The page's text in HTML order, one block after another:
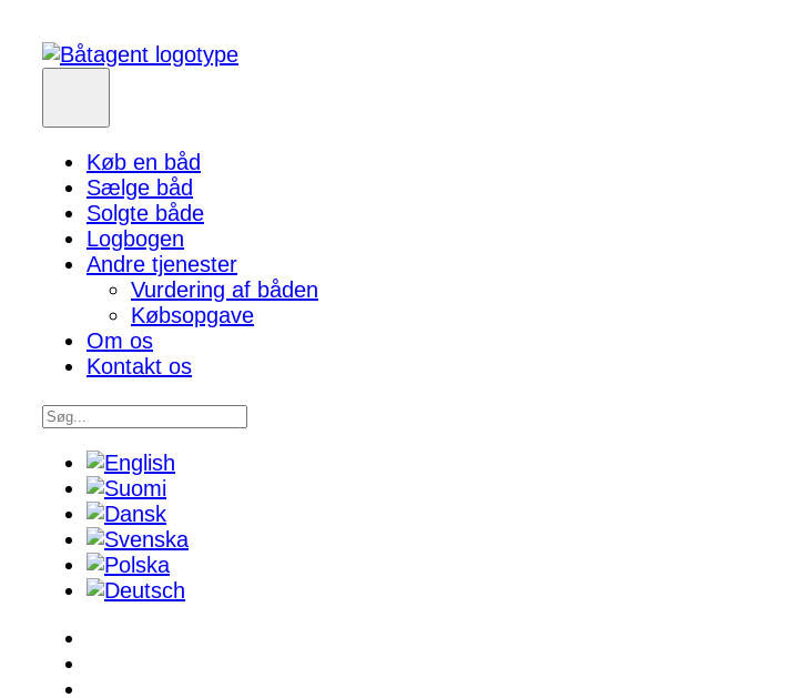
Køb en båd
Sælge båd
Solgte både
Logbogen
Andre tjenester
Vurdering af båden
Købsopgave
Om os
Kontakt os